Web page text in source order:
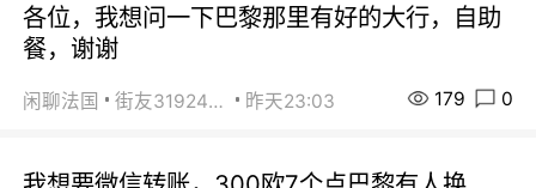
各位，我想问一下巴黎那里有好的大行，自助
餐，谢谢
闲聊法国 街友31924072 昨天23:03 179 0